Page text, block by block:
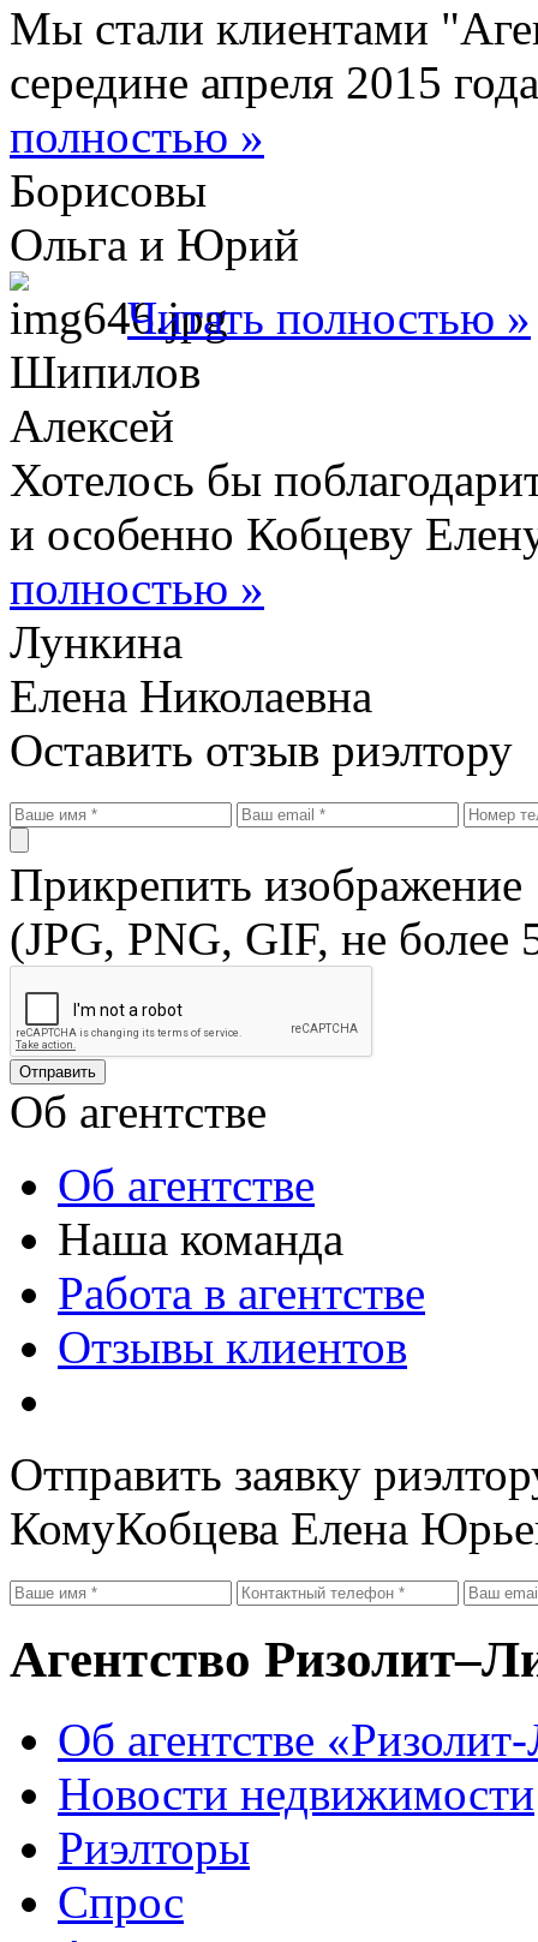
Мы стали клиентами
середине апреля 2015
полностью »
Борисовы
Ольга и Юрий
Читать полностью »
Шипилов
Алексей
Хотелось бы
и особенно Кобцеву
полностью »
Лункина
Елена Николаевна
Оставить отзыв риэлтору
Прикрепить изображение
(JPG, PNG, GIF, не
Об агентстве
Об агентстве
Наша команда
Работа в агентстве
Отзывы клиентов
Отправить заявку
КомуКобцева Елена
Агентство
Об агентстве
Новости недвижимости
Риэлторы
Спрос